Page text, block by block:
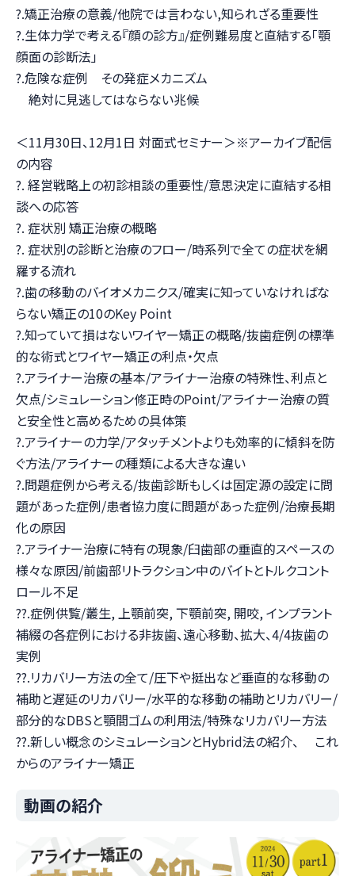
?.矯正治療の意義/他院では言わない,知られざる重要性
?.生体力学で考える『顔の診方』/症例難易度と直結する「顎
顔面の診断法」
?.危険な症例 その発症メカニズム
絶対に見逃してはならない兆候
＜11月30日、12月1日 対面式セミナー＞※アーカイブ配信
の内容
?. 経営戦略上の初診相談の重要性/意思決定に直結する相
談への応答
?. 症状別 矯正治療の概略
?. 症状別の診断と治療のフロー/時系列で全ての症状を網
羅する流れ
?.歯の移動のバイオメカニクス/確実に知っていなければな
らない矯正の10のKey Point
?.知っていて損はないワイヤー矯正の概略/抜歯症例の標準
的な術式とワイヤー矯正の利点・欠点
?.アライナー治療の基本/アライナー治療の特殊性、利点と
欠点/シミュレーション修正時のPoint/アライナー治療の質
と安全性と高めるための具体策
?.アライナーの力学/アタッチメントよりも効率的に傾斜を防
ぐ方法/アライナーの種類による大きな違い
?.問題症例から考える/抜歯診断もしくは固定源の設定に問
題があった症例/患者協力度に問題があった症例/治療長期
化の原因
?.アライナー治療に特有の現象/臼歯部の垂直的スペースの
様々な原因/前歯部リトラクション中のバイトとトルクコント
ロール不足
??.症例供覧/叢生, 上顎前突, 下顎前突, 開咬, インプラント
補綴の各症例における非抜歯、遠心移動、拡大、4/4抜歯の
実例
??.リカバリー方法の全て/圧下や挺出など垂直的な移動の
補助と遅延のリカバリー/水平的な移動の補助とリカバリー/
部分的なDBSと顎間ゴムの利用法/特殊なリカバリー方法
??.新しい概念のシミュレーションとHybrid法の紹介、 これ
からのアライナー矯正
動画の紹介